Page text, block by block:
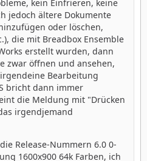
kein Einfrieren, keine
jedoch ältere Dokumente
oder löschen,
die mit Breadbox Ensemble
erstellt wurden, dann
zwar öffnen und ansehen,
Bearbeitung
bricht dann immer
die Meldung mit "Drücken
irgendjemand
Release-Nummern 6.0 0-
1600x900 64k Farben, ich